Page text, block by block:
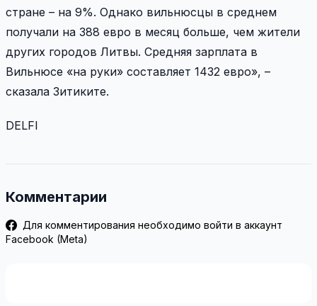
стране – на 9%. Однако вильнюсцы в среднем
получали на 388 евро в месяц больше, чем жители
других городов Литвы. Средняя зарплата в
Вильнюсе «на руки» составляет 1432 евро», –
сказала Зитиките.
DELFI
Комментарии
Для комментирования необходимо войти в аккаунт
Facebook (Meta)